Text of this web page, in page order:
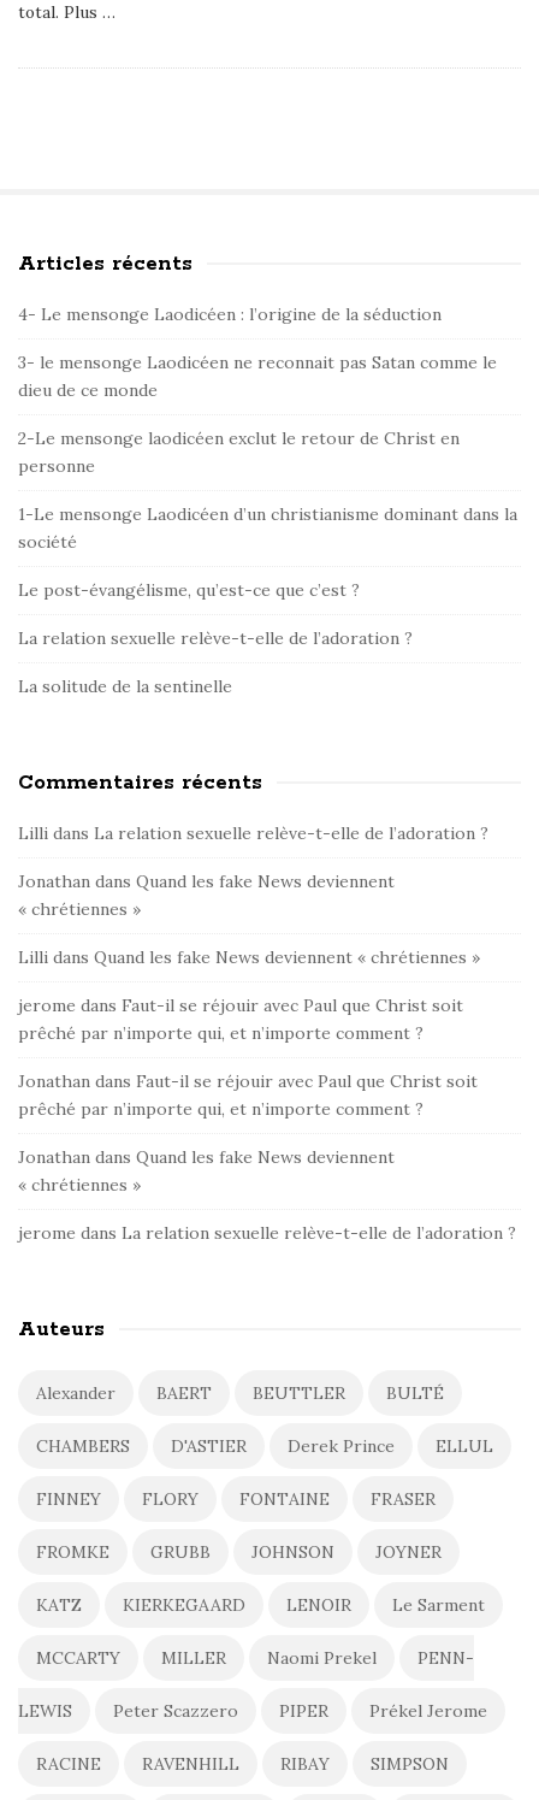
total. Plus …
S
e
S
i
d
b
a
r
Articles récents
4- Le mensonge Laodicéen : l’origine de la séduction
3- le mensonge Laodicéen ne reconnait pas Satan comme le
dieu de ce monde
2-Le mensonge laodicéen exclut le retour de Christ en
personne
1-Le mensonge Laodicéen d’un christianisme dominant dans la
société
Le post-évangélisme, qu’est-ce que c’est ?
La relation sexuelle relève-t-elle de l’adoration ?
La solitude de la sentinelle
Commentaires récents
Lilli dans La relation sexuelle relève-t-elle de l’adoration ?
Jonathan dans Quand les fake News deviennent
« chrétiennes »
Lilli dans Quand les fake News deviennent « chrétiennes »
jerome dans Faut-il se réjouir avec Paul que Christ soit
prêché par n’importe qui, et n’importe comment ?
Jonathan dans Faut-il se réjouir avec Paul que Christ soit
prêché par n’importe qui, et n’importe comment ?
Jonathan dans Quand les fake News deviennent
« chrétiennes »
jerome dans La relation sexuelle relève-t-elle de l’adoration ?
Auteurs
Alexander BAERT BEUTTLER BULTÉ
CHAMBERS D'ASTIER Derek Prince ELLUL
FINNEY FLORY FONTAINE FRASER
FROMKE GRUBB JOHNSON JOYNER
KATZ KIERKEGAARD LENOIR Le Sarment
MCCARTY MILLER Naomi Prekel PENN-
LEWIS Peter Scazzero PIPER Prékel Jerome
RACINE RAVENHILL RIBAY SIMPSON